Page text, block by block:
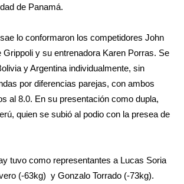
de Panamá.
lo conformaron los competidores John
Grippoli y su entrenadora Karen Porras. Se
y Argentina individualmente, sin
por diferencias parejas, con ambos
al 8.0. En su presentación como dupla,
quien se subió al podio con la presea de
tuvo como representantes a Lucas Soria
(-63kg)  y Gonzalo Torrado (-73kg).